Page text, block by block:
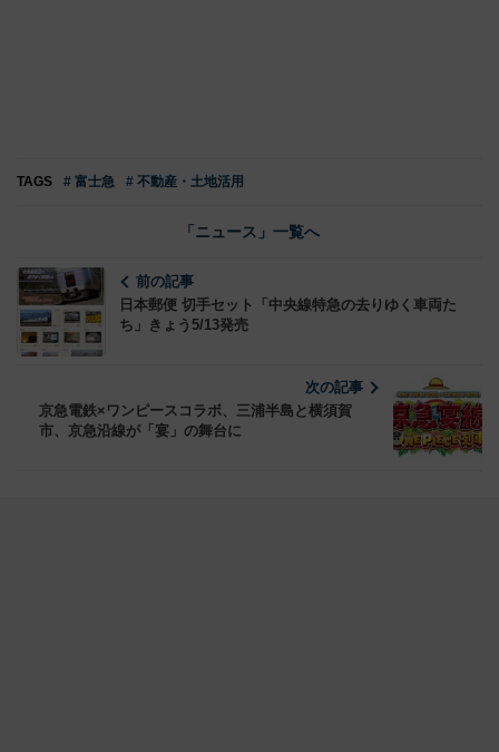
TAGS # 富士急 # 不動産・土地活用
「ニュース」一覧へ
前の記事
日本郵便 切手セット「中央線特急の去りゆく車両た
ち」きょう5/13発売
次の記事
京急電鉄×ワンピースコラボ、三浦半島と横須賀
市、京急沿線が「宴」の舞台に